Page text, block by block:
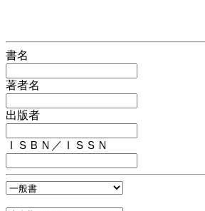
書名
著者名
出版者
ＩＳＢＮ／ＩＳＳＮ